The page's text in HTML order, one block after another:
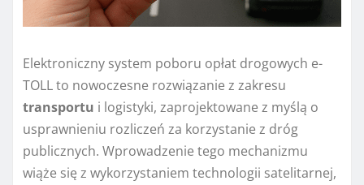
Elektroniczny system poboru opłat drogowych e-
TOLL to nowoczesne rozwiązanie z zakresu
transportu i logistyki, zaprojektowane z myślą o
usprawnieniu rozliczeń za korzystanie z dróg
publicznych. Wprowadzenie tego mechanizmu
wiąże się z wykorzystaniem technologii satelitarnej,